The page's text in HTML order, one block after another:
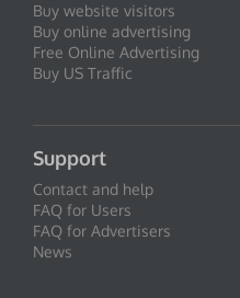
Buy website visitors
Buy online advertising
Free Online Advertising
Buy US Traffic
Support
Contact and help
FAQ for Users
FAQ for Advertisers
News